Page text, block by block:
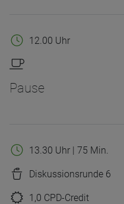
12.00 Uhr
Pause
13.30 Uhr | 75 Min.
Diskussionsrunde 6
1,0 CPD-Credit